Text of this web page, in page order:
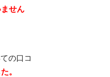
せん
の口コ
。